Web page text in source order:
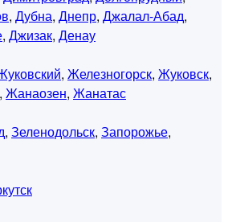
, Дубна, Днепр, Джалал-Абад,
, Джизак, Денау
, Железногорск, Жуковск,
, Жанаозен, Жанатас
, Зеленодольск, Запорожье,